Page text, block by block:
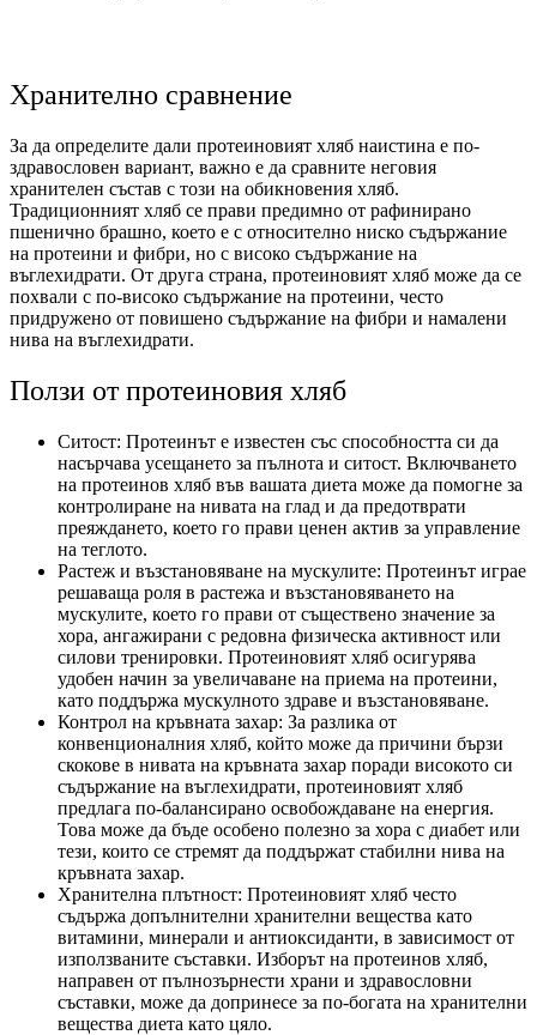
Хранително сравнение
За да определите дали протеиновият хляб наистина е по-
здравословен вариант, важно е да сравните неговия
хранителен състав с този на обикновения хляб.
Традиционният хляб се прави предимно от рафинирано
пшенично брашно, което е с относително ниско съдържание
на протеини и фибри, но с високо съдържание на
въглехидрати. От друга страна, протеиновият хляб може да се
похвали с по-високо съдържание на протеини, често
придружено от повишено съдържание на фибри и намалени
нива на въглехидрати.
Ползи от протеиновия хляб
Ситост: Протеинът е известен със способността си да
насърчава усещането за пълнота и ситост. Включването
на протеинов хляб във вашата диета може да помогне за
контролиране на нивата на глад и да предотврати
преяждането, което го прави ценен актив за управление
на теглото.
Растеж и възстановяване на мускулите: Протеинът играе
решаваща роля в растежа и възстановяването на
мускулите, което го прави от съществено значение за
хора, ангажирани с редовна физическа активност или
силови тренировки. Протеиновият хляб осигурява
удобен начин за увеличаване на приема на протеини,
като поддържа мускулното здраве и възстановяване.
Контрол на кръвната захар: За разлика от
конвенционалния хляб, който може да причини бързи
скокове в нивата на кръвната захар поради високото си
съдържание на въглехидрати, протеиновият хляб
предлага по-балансирано освобождаване на енергия.
Това може да бъде особено полезно за хора с диабет или
тези, които се стремят да поддържат стабилни нива на
кръвната захар.
Хранителна плътност: Протеиновият хляб често
съдържа допълнителни хранителни вещества като
витамини, минерали и антиоксиданти, в зависимост от
използваните съставки. Изборът на протеинов хляб,
направен от пълнозърнести храни и здравословни
съставки, може да допринесе за по-богата на хранителни
вещества диета като цяло.